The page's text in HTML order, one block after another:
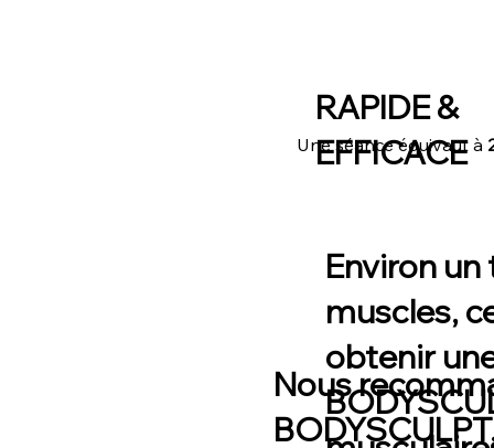
Environ un
muscles,
obtenir
Une séance équivaut à
RAPIDE &
EFFICACE
Nous